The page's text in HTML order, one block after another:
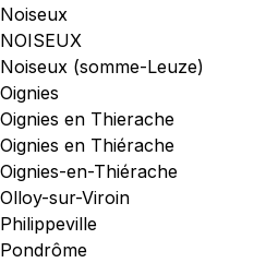
Noiseux
NOISEUX
Noiseux (somme-Leuze)
Oignies
Oignies en Thierache
Oignies en Thiérache
Oignies-en-Thiérache
Olloy-sur-Viroin
Philippeville
Pondrôme